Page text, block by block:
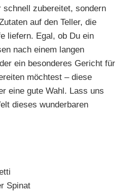
zubereitet, sondern
auf den Teller, die
liefern. Egal, ob Du ein
nach einem langen
ein besonderes Gericht für
möchtest – diese
eine gute Wahl. Lass uns
dieses wunderbaren
Spinat